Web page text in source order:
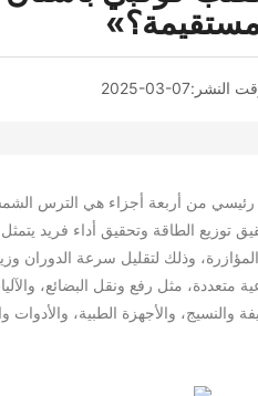
النشر:2025-03-07
من أربعة أجزاء هي الترس
توزيع الطاقة وتحقيق أداء فريد
وذلك لتقليل سرعة الدوران
مثل رفع ونقل البضائع،
والنسيج، والأجهزة الطبية،